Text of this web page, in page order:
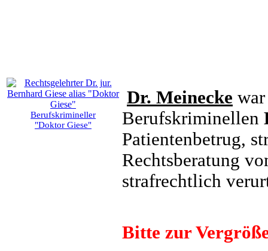
Berufskrimineller
"Doktor Giese"
Dr. Meinecke
Berufskriminellen
Patientenbetrug,
Rechtsberatung
strafrechtlich
Bitte zur